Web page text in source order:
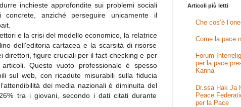
inchieste approfondite sui problemi sociali
concrete, anziché perseguire unicamente il
e la crisi del modello economico, la relatrice
dell'editoria cartacea e la scarsità di risorse
direttori, figure cruciali per il fact-checking e per
Questo vuoto professionale è spesso
sul web, con ricadute misurabili sulla fiducia
dei media nazionali è diminuita del
tra i giovani, secondo i dati citati durante
Articoli più letti
Che cos’è
Come la pace
Forum
per la pace
Kanna
Dr.ssa Hak Ja
Peace
per la Pace